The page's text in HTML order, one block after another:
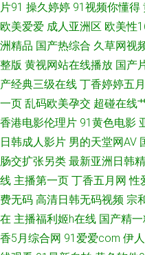
福利导航 91次原 婷婷蜜桃久久伊
伊人大香焦 狠狠草网 91福利爽片
免费男女午男女网址 肏人综合网
视频 美女视频九一86av 91小电
视频网站导航 91H片下载入口大
自啪 影音先锋中文AV 欧美性交免
国产亚洲欧洲高潮 91精品国产 蜜
片91 操久婷婷 91视频你懂得
欧美爱爱 成人亚洲区 欧美性
洲精品 国产热综合 久草网视
整版 黄视网站在线播放 国产
产经典三级在线 丁香婷婷五
一页 乱码欧美孕交 超碰在线
香港电影伦理片 91黄色电影
日韩成人影片 男的天堂网AV
肠交扩张另类 最新亚洲日韩
线 主播第一页 丁香五月网 性
费无码 高清日韩无码视频 宗
在 主播福利姬h在线 国产精
香5月综合网 91爱爱com 伊